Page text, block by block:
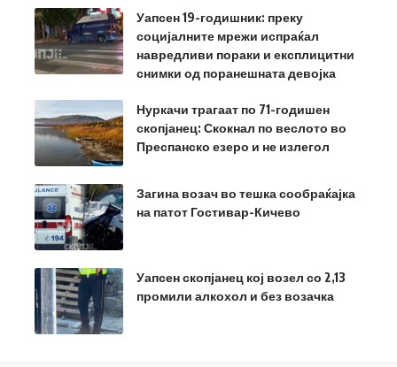
Уапсен 19-годишник: преку
социјалните мрежи испраќал
навредливи пораки и експлицитни
снимки од поранешната девојка
Нуркачи трагаат по 71-годишен
скопјанец: Скокнал по веслото во
Преспанско езеро и не излегол
Загина возач во тешка сообраќајка
на патот Гостивар-Кичево
Уапсен скопјанец кој возел со 2,13
промили алкохол и без возачка